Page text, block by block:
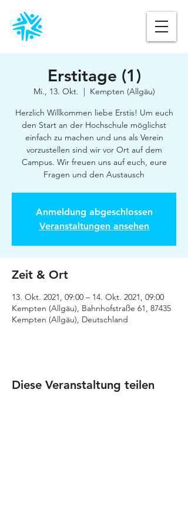
Erstitage (1)
Mi., 13. Okt.
  |
Kempten (Allgäu)
Herzlich Willkommen liebe Erstis! Um euch
den Start an der Hochschule möglichst
einfach zu machen und uns als Verein
vorzustellen sind wir vor Ort auf dem
Campus. Wir freuen uns auf euch, eure
Fragen und den Austausch
Anmeldung abgeschlossen
Veranstaltungen ansehen
Zeit & Ort
13. Okt. 2021, 09:00 – 14. Okt. 2021, 09:00
Kempten (Allgäu), Bahnhofstraße 61, 87435
Kempten (Allgäu), Deutschland
Diese Veranstaltung teilen